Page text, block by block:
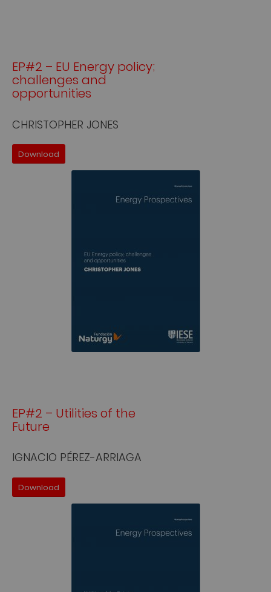
EP#2 – EU Energy policy;
challenges and
opportunities
CHRISTOPHER JONES
Download
EP#2 – Utilities of the
Future
IGNACIO PÉREZ-ARRIAGA
Download